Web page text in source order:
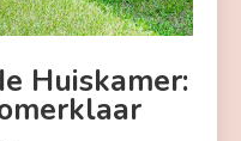
Huiskamer: